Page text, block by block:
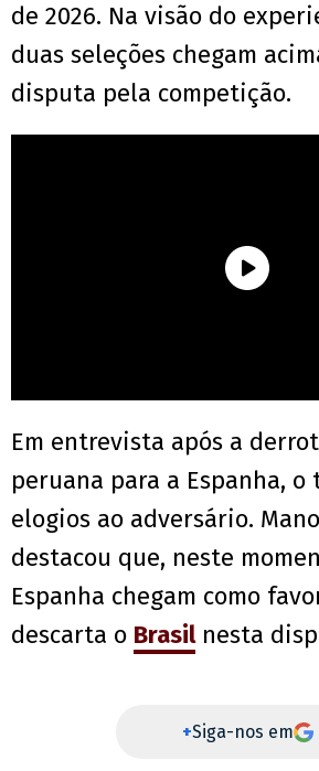
de 2026. Na visão do
duas seleções chegam
disputa pela competição.
Em entrevista após a
peruana para a Espanha,
elogios ao adversário.
destacou que, neste
Espanha chegam como
descarta o Brasilnesta
+Siga-nos em